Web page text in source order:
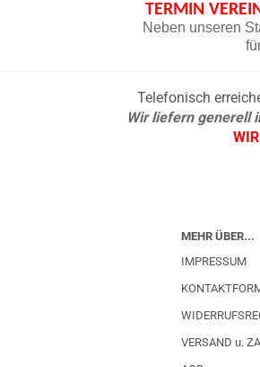
TERMIN
Neben unseren
Telefonisch
Wir liefern generell
MEHR ÜBER...
IMPRESSUM
VERSAND u.